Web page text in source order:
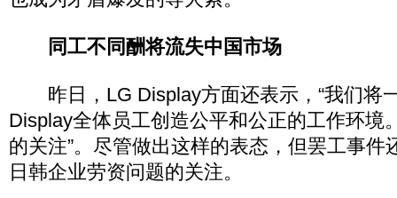
同工不同酬将流失中国市场
昨日，LG Display方面还表示，“我们将
Display全体员工创造公平和公正的工作环境
的关注”。尽管做出这样的表态，但罢工事件
日韩企业劳资问题的关注。